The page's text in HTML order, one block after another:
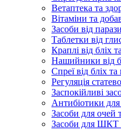
Ветаптека та
Вітаміни та
Засоби від
Таблетки від
Краплі від бліх
Нашийники від
Спреї від бліх та
Регуляція
Заспокійливі
Антибіотики для
Засоби для очей
Засоби для ШКТ